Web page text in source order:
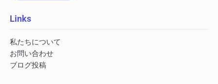
Links
私たちについて
お問い合わせ
ブログ投稿